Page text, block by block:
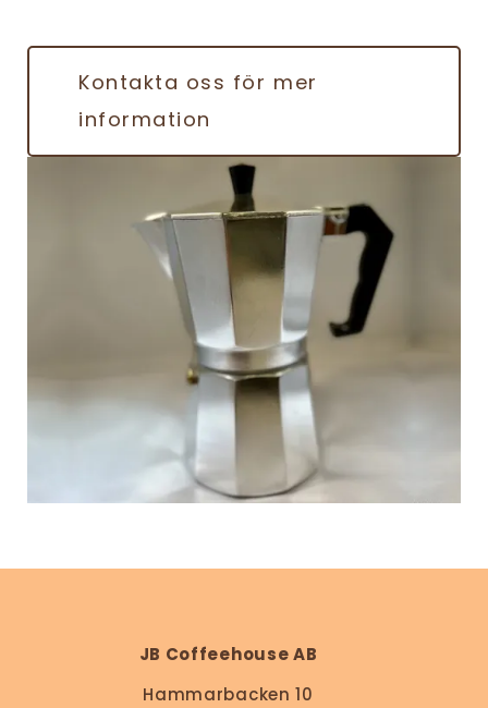
Kontakta oss för mer
information
JB Coffeehouse AB
Hammarbacken 10